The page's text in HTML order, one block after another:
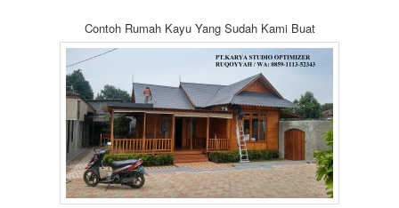
Contoh Rumah Kayu Yang Sudah Kami Buat